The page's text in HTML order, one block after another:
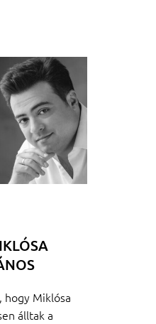
hogy Miklósa
álltak a